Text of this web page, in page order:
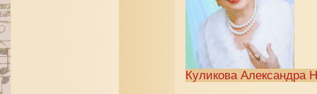
Куликова Александра